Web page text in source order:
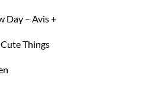
Day – Avis +
Things